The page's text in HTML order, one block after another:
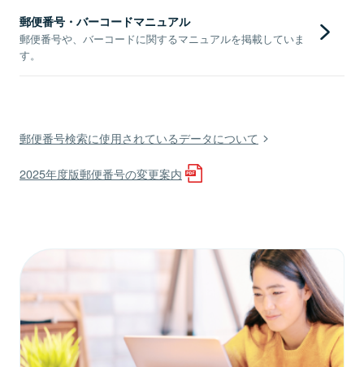
郵便番号・バーコードマニュアル
郵便番号や、バーコードに関するマニュアルを掲載していま
す。
郵便番号検索に使用されているデータについて
2025年度版郵便番号の変更案内